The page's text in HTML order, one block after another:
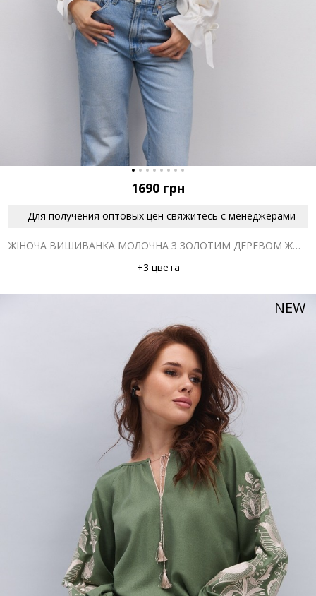
1690 грн
Для получения оптовых цен свяжитесь с менеджерами
ЖІНОЧА ВИШИВАНКА МОЛОЧНА З ЗОЛОТИМ ДЕРЕВОМ ЖИТТЯ ГЛАДДЮ
+3 цвета
NEW